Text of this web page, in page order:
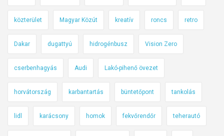
közterület Magyar Közút kreatív roncs retro
Dakar dugattyú hidrogénbusz Vision Zero
cserbenhagyás Audi Lakó-pihenő övezet
horvátország karbantartás büntetőpont tankolás
lidl karácsony homok fekvőrendőr teherautó